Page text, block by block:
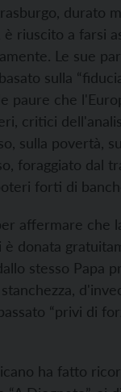
durato
è riuscito a farsi
Le sue
sulla
paure che
critici
sulla povertà,
foraggiato dal
forti di
affermare che
è donata
stesso Papa
“privi di
ha fatto